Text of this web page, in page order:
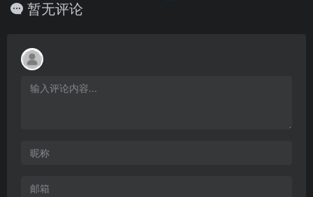
暂无评论